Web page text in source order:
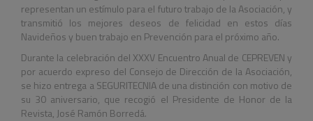
representan un estímulo para el futuro trabajo de la Asociación, y
transmitió los mejores deseos de felicidad en estos días
Navideños y buen trabajo en Prevención para el próximo año.
Durante la celebración del XXXV Encuentro Anual de CEPREVEN y
por acuerdo expreso del Consejo de Dirección de la Asociación,
se hizo entrega a SEGURITECNIA de una distinción con motivo de
su 30 aniversario, que recogió el Presidente de Honor de la
Revista, José Ramón Borredá.